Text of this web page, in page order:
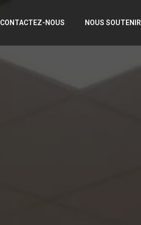
CONTACTEZ-NOUS NOUS SOUTENIR